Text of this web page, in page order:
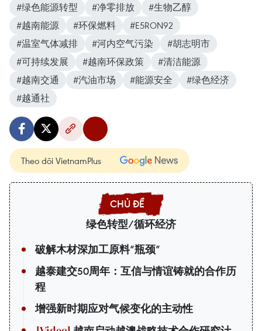
#绿色能源转型
#净零排放
#生物乙醇
#越南能源
#环保燃料
#E5RON92
#温室气体减排
#河内空气污染
#胡志明市
#可持续发展
#越南环保政策
#清洁能源
#越南交通
#汽油市场 #能源安全
#绿色经济
#越通社
Theo dõi VietnamPlus
绿色转型/循环经济
破解木材深加工原料“瓶颈”
越泰建交50周年：互信与情谊铸就的合作历
程
增强新时期应对气候变化的主动性